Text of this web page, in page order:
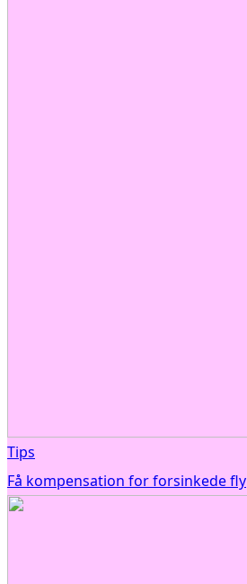
Tips
Få kompensation for forsinkede fly